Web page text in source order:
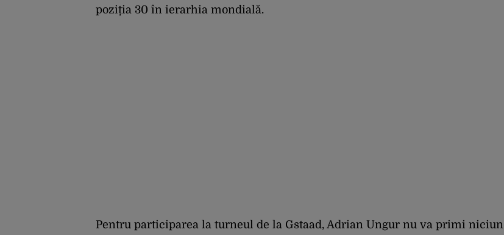
poziția 30 în ierarhia mondială.
Pentru participarea la turneul de la Gstaad, Adrian Ungur nu va primi niciun